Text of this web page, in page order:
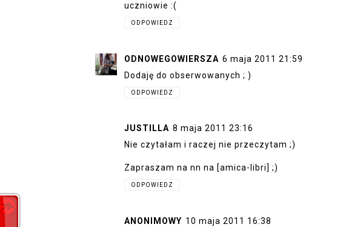
uczniowie :(
ODPOWIEDZ
ODNOWEGOWIERSZA 6 maja 2011 21:59
Dodaję do obserwowanych ; )
ODPOWIEDZ
JUSTILLA 8 maja 2011 23:16
Nie czytałam i raczej nie przeczytam ;)
Zapraszam na nn na [amica-libri] ;)
ODPOWIEDZ
ANONIMOWY 10 maja 2011 16:38